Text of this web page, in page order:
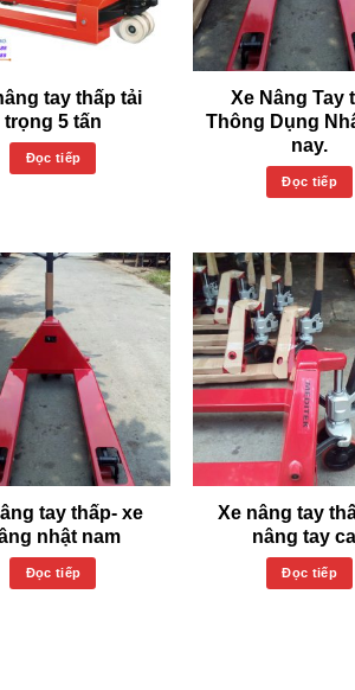
tay thấp tải
trọng 5 tấn
Đọc tiếp
Xe Nâng Tay
Thông Dụng
nay.
Đọc tiếp
tay thấp- xe
nhật nam
Đọc tiếp
Xe nâng tay
nâng tay
Đọc tiếp